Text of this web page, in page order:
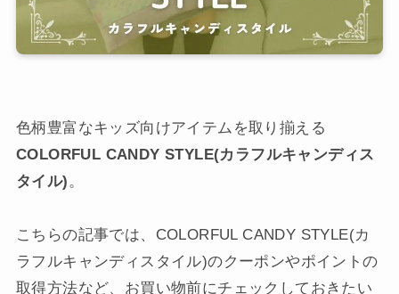
色柄豊富なキッズ向けアイテムを取り揃える
COLORFUL CANDY STYLE(カラフルキャンディス
タイル)。
こちらの記事では、COLORFUL CANDY STYLE(カ
ラフルキャンディスタイル)のクーポンやポイントの
取得方法など、お買い物前にチェックしておきたい